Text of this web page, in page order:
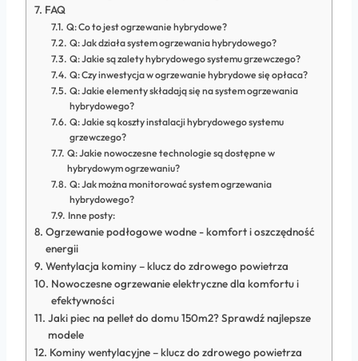
FAQ
Q: Co to jest ogrzewanie hybrydowe?
Q: Jak działa system ogrzewania hybrydowego?
Q: Jakie są zalety hybrydowego systemu grzewczego?
Q: Czy inwestycja w ogrzewanie hybrydowe się opłaca?
Q: Jakie elementy składają się na system ogrzewania
hybrydowego?
Q: Jakie są koszty instalacji hybrydowego systemu
grzewczego?
Q: Jakie nowoczesne technologie są dostępne w
hybrydowym ogrzewaniu?
Q: Jak można monitorować system ogrzewania
hybrydowego?
Inne posty:
Ogrzewanie podłogowe wodne - komfort i oszczędność
energii
Wentylacja kominy – klucz do zdrowego powietrza
Nowoczesne ogrzewanie elektryczne dla komfortu i
efektywności
Jaki piec na pellet do domu 150m2? Sprawdź najlepsze
modele
Kominy wentylacyjne – klucz do zdrowego powietrza